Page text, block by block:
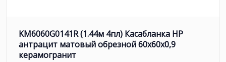
KM6060G0141R (1.44м 4пл) Касабланка HP
антрацит матовый обрезной 60x60x0,9
керамогранит